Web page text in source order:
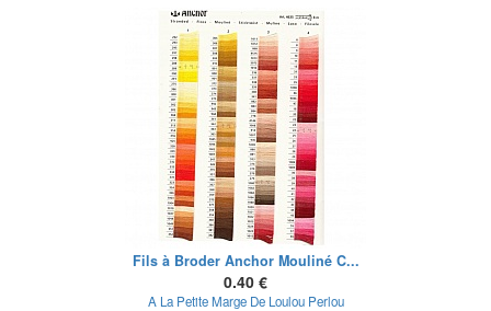
Fils à Broder Anchor Mouliné C...
0.40 €
A La Petite Marge De Loulou Perlou